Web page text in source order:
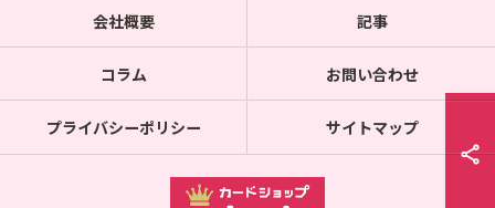
会社概要 記事
コラム お問い合わせ
プライバシーポリシー サイトマップ